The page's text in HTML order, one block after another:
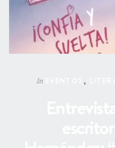
In ,